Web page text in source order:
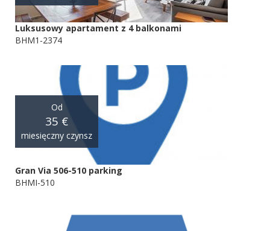
Luksusowy apartament z 4 balkonami
BHM1-2374
Od
35 €
miesięczny czynsz
Gran Via 506-510 parking
BHMI-510